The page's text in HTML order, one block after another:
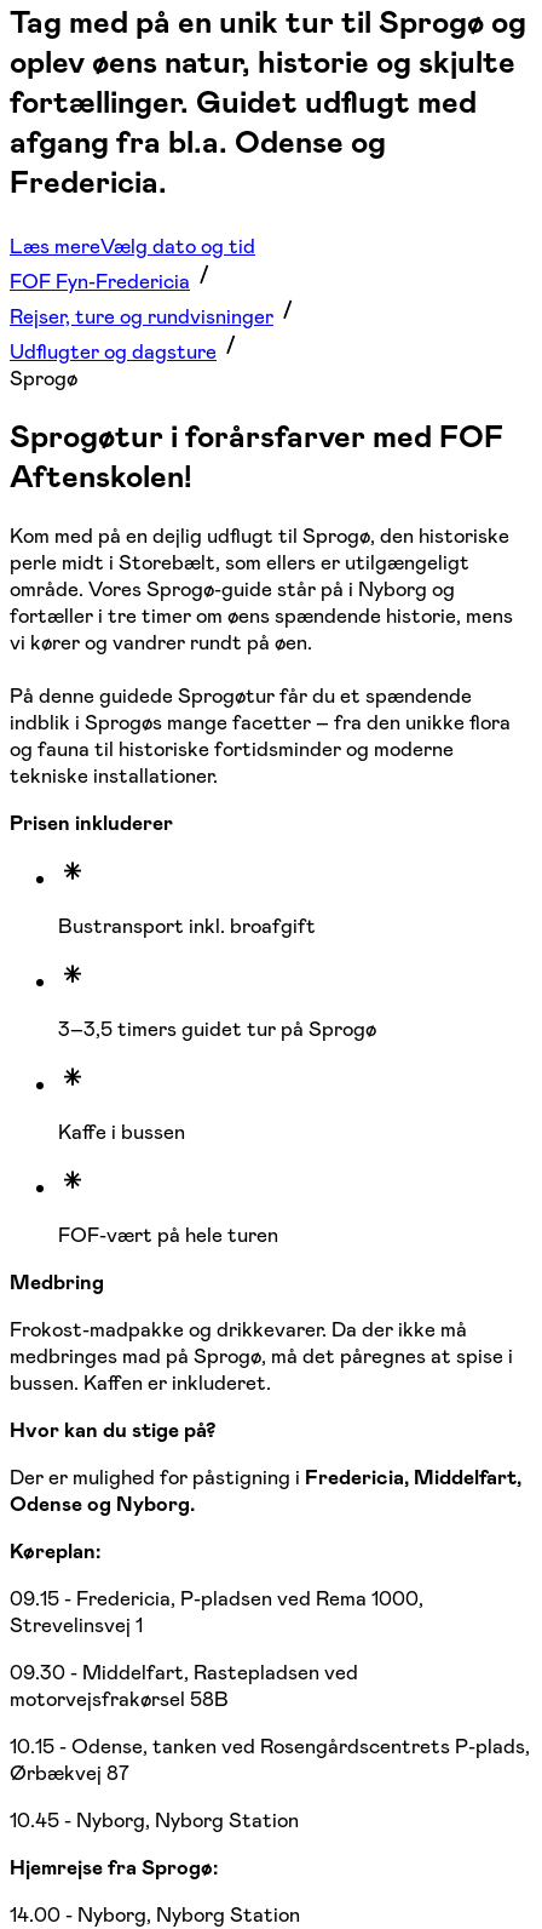
Tag med på en unik tur til Sprogø og
oplev øens natur, historie og skjulte
fortællinger. Guidet udflugt med
afgang fra bl.a. Odense og
Fredericia.
Læs mereVælg dato og tid
FOF Fyn-Fredericia
Rejser, ture og rundvisninger
Udflugter og dagsture
Sprogø
Sprogøtur i forårsfarver med FOF
Aftenskolen!
Kom med på en dejlig udflugt til Sprogø, den historiske
perle midt i Storebælt, som ellers er utilgængeligt
område. Vores Sprogø-guide står på i Nyborg og
fortæller i tre timer om øens spændende historie, mens
vi kører og vandrer rundt på øen.
På denne guidede Sprogøtur får du et spændende
indblik i Sprogøs mange facetter – fra den unikke flora
og fauna til historiske fortidsminder og moderne
tekniske installationer.
Prisen inkluderer
Bustransport inkl. broafgift
3–3,5 timers guidet tur på Sprogø
Kaffe i bussen
FOF-vært på hele turen
Medbring
Frokost-madpakke og drikkevarer. Da der ikke må
medbringes mad på Sprogø, må det påregnes at spise i
bussen. Kaffen er inkluderet.
Hvor kan du stige på?
Der er mulighed for påstigning i Fredericia, Middelfart,
Odense og Nyborg.
Køreplan:
09.15 - Fredericia, P-pladsen ved Rema 1000,
Strevelinsvej 1
09.30 - Middelfart, Rastepladsen ved
motorvejsfrakørsel 58B
10.15 - Odense, tanken ved Rosengårdscentrets P-plads,
Ørbækvej 87
10.45 - Nyborg, Nyborg Station
Hjemrejse fra Sprogø:
14.00 - Nyborg, Nyborg Station